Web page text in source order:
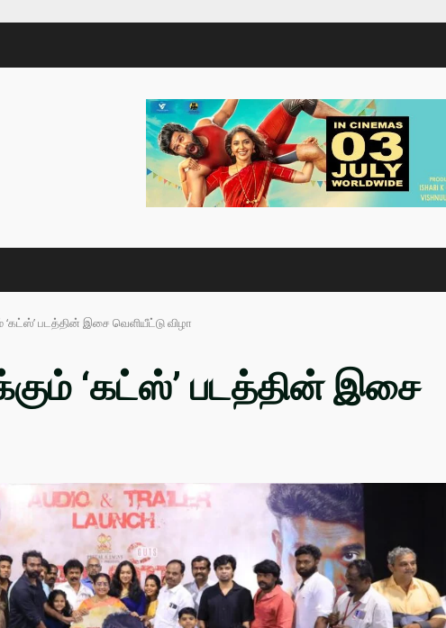
‘கட்ஸ்’ படத்தின் இசை வெளியீட்டு விழா
‘கட்ஸ்’ படத்தின் இசை